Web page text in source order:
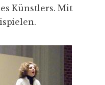
Künstlers. Mit